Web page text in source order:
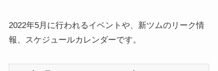
2022年5月に行われるイベントや、新ツムのリーク情
報、スケジュールカレンダーです。